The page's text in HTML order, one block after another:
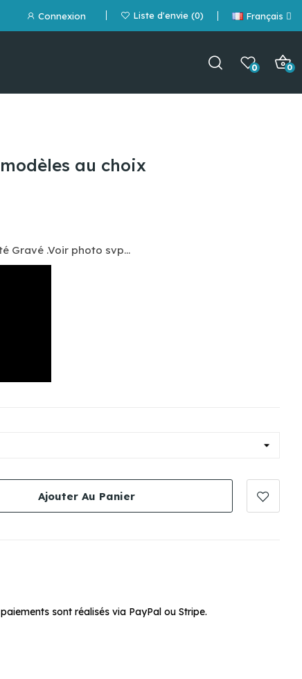
Connexion Liste d'envie 0 Français
0 0
au choix
Gravé .Voir photo svp...
Ajouter Au Panier
sont réalisés via PayPal ou Stripe.